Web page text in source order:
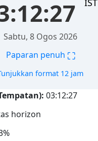
IST
Sabtu, 8 Ogos 2026
Paparan penuh ⛶
format 12 jam
03:12:27
horizon